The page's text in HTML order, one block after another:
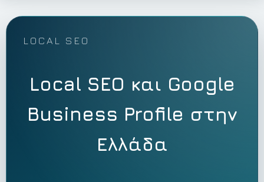
LOCAL SEO
Local SEO και Google
Business Profile στην
Ελλάδα